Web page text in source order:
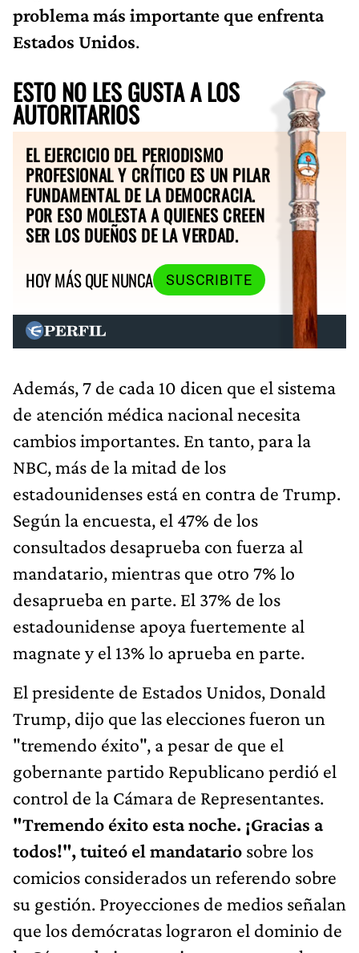
problema más importante que enfrenta
Estados Unidos.
ESTO NO LES GUSTA A LOS
AUTORITARIOS
EL EJERCICIO DEL PERIODISMO
PROFESIONAL Y CRÍTICO ES UN PILAR
FUNDAMENTAL DE LA DEMOCRACIA.
POR ESO MOLESTA A QUIENES CREEN
SER LOS DUEÑOS DE LA VERDAD.
HOY MÁS QUE NUNCA
SUSCRIBITE
Además, 7 de cada 10 dicen que el sistema
de atención médica nacional necesita
cambios importantes. En tanto, para la
NBC, más de la mitad de los
estadounidenses está en contra de Trump.
Según la encuesta, el 47% de los
consultados desaprueba con fuerza al
mandatario, mientras que otro 7% lo
desaprueba en parte. El 37% de los
estadounidense apoya fuertemente al
magnate y el 13% lo aprueba en parte.
El presidente de Estados Unidos, Donald
Trump, dijo que las elecciones fueron un
"tremendo éxito", a pesar de que el
gobernante partido Republicano perdió el
control de la Cámara de Representantes.
"Tremendo éxito esta noche. ¡Gracias a
todos!", tuiteó el mandatario sobre los
comicios considerados un referendo sobre
su gestión. Proyecciones de medios señalan
que los demócratas lograron el dominio de